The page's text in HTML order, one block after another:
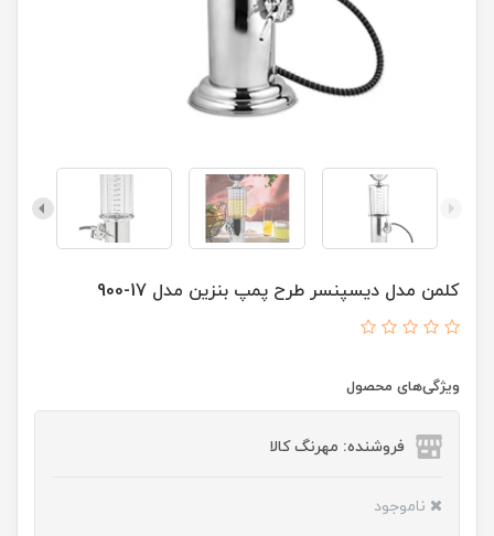
کلمن مدل دیسپنسر طرح پمپ بنزین مدل 17-900
ویژگی‌های محصول
فروشنده: مهرنگ کالا
ناموجود